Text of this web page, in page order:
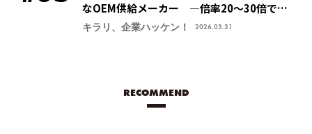
なOEM供給メーカー ―倍率20～30倍でも
像が安定する手振れ防止技術で特許取得、今
キラリ、企業ハッケン！ 2026.03.31
RECOMMEND